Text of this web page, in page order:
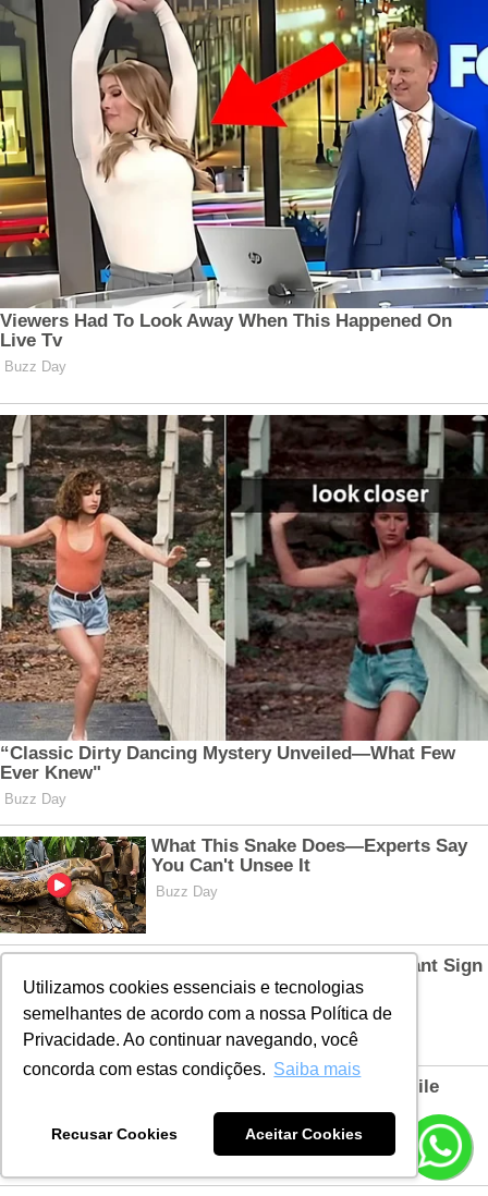
Utilizamos cookies essenciais e tecnologias
semelhantes de acordo com a nossa Política de
Privacidade. Ao continuar navegando, você
concorda com estas condições. Saiba mais
Recusar Cookies Aceitar Cookies